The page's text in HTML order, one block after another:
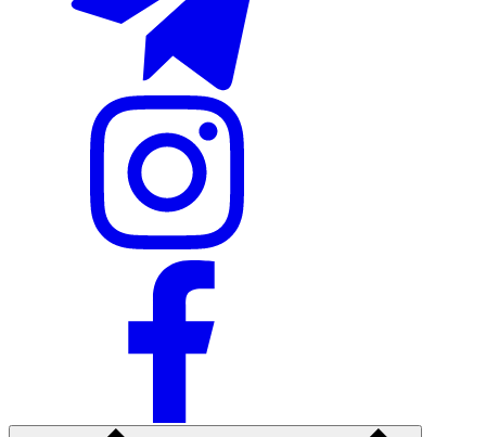
Nike Tashkent City Mall
Faqat onlayn (yetkazib berish)